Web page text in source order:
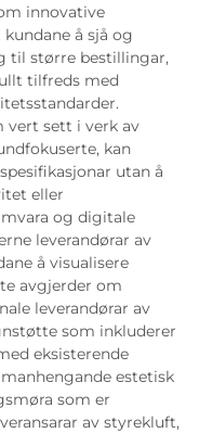
innovative
å sjå og
til større bestillingar,
tilfreds med
vert sett i verk av
kan
utan å
eller
og digitale
leverandørar av
å visualisere
avgjerder om
leverandørar av
som inkluderer
eksisterende
estetisk
som er
av styrekluft,